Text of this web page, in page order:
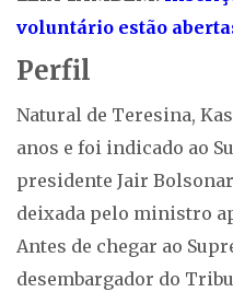
voluntário estão
Perfil
Natural de Teresina,
anos e foi indicado ao
presidente Jair
deixada pelo ministro
Antes de chegar ao
desembargador do